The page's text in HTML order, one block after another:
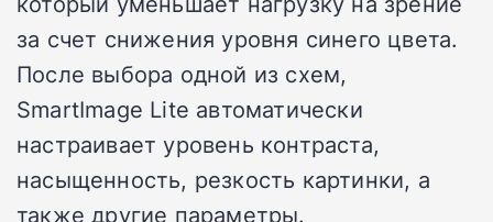
за счет снижения уровня синего цвета.
После выбора одной из схем,
SmartImage Lite автоматически
настраивает уровень контраста,
насыщенность, резкость картинки, а
также другие параметры.